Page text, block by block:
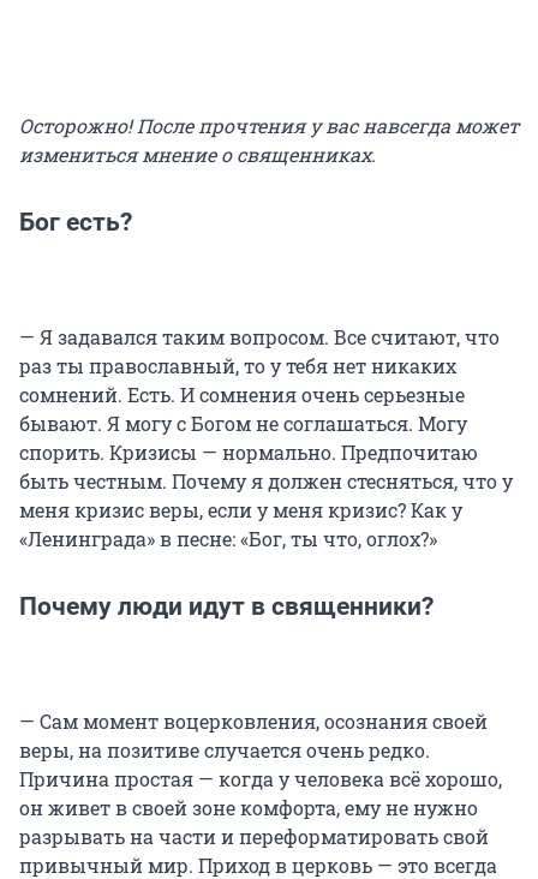
Осторожно! После прочтения у вас навсегда может
измениться мнение о священниках.
Бог есть?
— Я задавался таким вопросом. Все считают, что
раз ты православный, то у тебя нет никаких
сомнений. Есть. И сомнения очень серьезные
бывают. Я могу с Богом не соглашаться. Могу
спорить. Кризисы — нормально. Предпочитаю
быть честным. Почему я должен стесняться, что у
меня кризис веры, если у меня кризис? Как у
«Ленинграда» в песне: «Бог, ты что, оглох?»
Почему люди идут в священники?
— Сам момент воцерковления, осознания своей
веры, на позитиве случается очень редко.
Причина простая — когда у человека всё хорошо,
он живет в своей зоне комфорта, ему не нужно
разрывать на части и переформатировать свой
привычный мир. Приход в церковь — это всегда